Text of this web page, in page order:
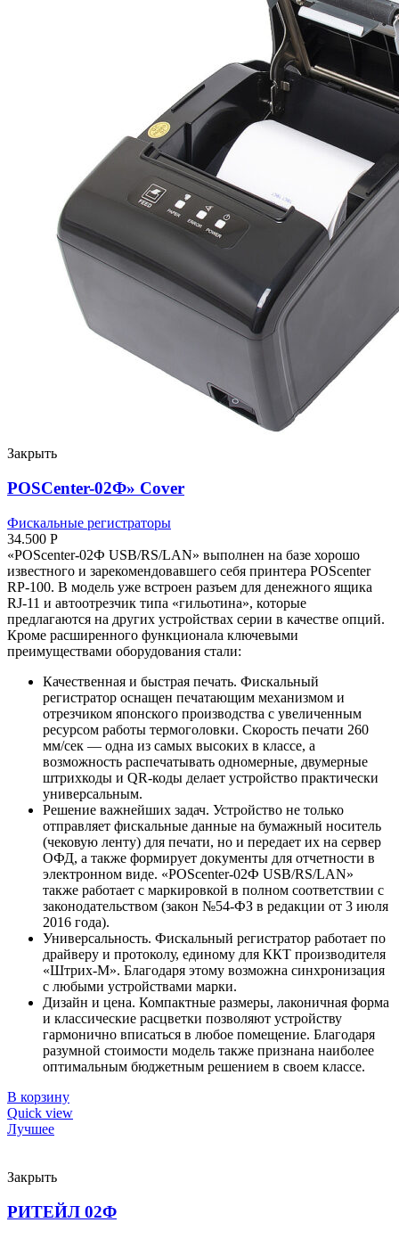
Закрыть
POSCenter-02Ф» Cover
Фискальные регистраторы
34.500 Р
«POScenter-02Ф USB/RS/LAN» выполнен на базе хорошо
известного и зарекомендовавшего себя принтера POScenter
RP-100. В модель уже встроен разъем для денежного ящика
RJ-11 и автоотрезчик типа «гильотина», которые
предлагаются на других устройствах серии в качестве опций.
Кроме расширенного функционала ключевыми
преимуществами оборудования стали:
Качественная и быстрая печать. Фискальный
регистратор оснащен печатающим механизмом и
отрезчиком японского производства с увеличенным
ресурсом работы термоголовки. Скорость печати 260
мм/сек — одна из самых высоких в классе, а
возможность распечатывать одномерные, двумерные
штрихкоды и QR-коды делает устройство практически
универсальным.
Решение важнейших задач. Устройство не только
отправляет фискальные данные на бумажный носитель
(чековую ленту) для печати, но и передает их на сервер
ОФД, а также формирует документы для отчетности в
электронном виде. «POScenter-02Ф USB/RS/LAN»
также работает с маркировкой в полном соответствии с
законодательством (закон №54-ФЗ в редакции от 3 июля
2016 года).
Универсальность. Фискальный регистратор работает по
драйверу и протоколу, единому для ККТ производителя
«Штрих-М». Благодаря этому возможна синхронизация
с любыми устройствами марки.
Дизайн и цена. Компактные размеры, лаконичная форма
и классические расцветки позволяют устройству
гармонично вписаться в любое помещение. Благодаря
разумной стоимости модель также признана наиболее
оптимальным бюджетным решением в своем классе.
В корзину
Quick view
Лучшее
Закрыть
РИТЕЙЛ 02Ф